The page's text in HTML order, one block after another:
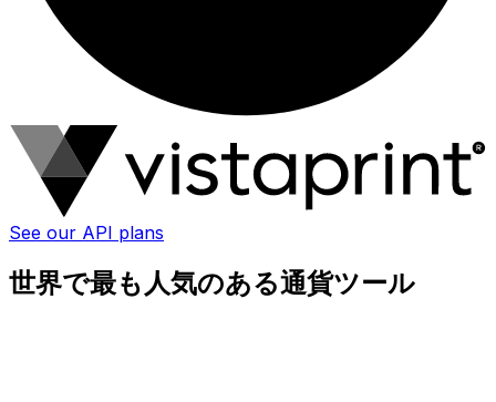
See our API plans
世界で最も人気のある通貨ツール